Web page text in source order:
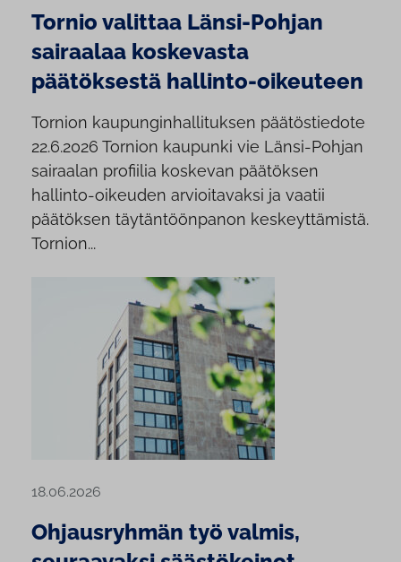
Tornio valittaa Länsi-Pohjan
sairaalaa koskevasta
päätöksestä hallinto-oikeuteen
Tornion kaupunginhallituksen päätöstiedote
22.6.2026 Tornion kaupunki vie Länsi-Pohjan
sairaalan profiilia koskevan päätöksen
hallinto-oikeuden arvioitavaksi ja vaatii
päätöksen täytäntöönpanon keskeyttämistä.
Tornion...
18.06.2026
Ohjausryhmän työ valmis,